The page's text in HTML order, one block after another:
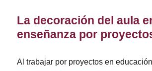
La decoración del aula
enseñanza por
Al trabajar por proyectos en